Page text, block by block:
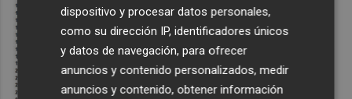
dispositivo y procesar datos personales,
como su dirección IP, identificadores únicos
y datos de navegación, para ofrecer
anuncios y contenido personalizados, medir
anuncios y contenido, obtener información